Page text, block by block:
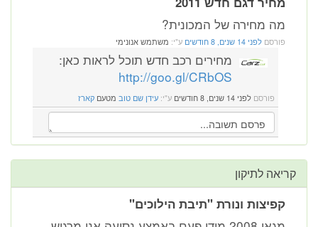
מה מחירה של המכונית?
פורסם לפני 14 שנים, 8 חודשים ע"י: משתמש אנונימי
מחירים רכב חדש תוכל לראות כאן:
http://goo.gl/CRbOS
פורסם לפני 14 שנים, 8 חודשים ע"י: עידן שם טוב מטעם קארז
קריאה לתיקון
קפיצות ונורת "תיבת הילוכים"